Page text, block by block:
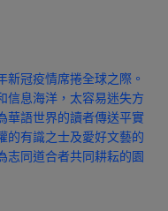
冠疫情席捲全球之際。
信息海洋，太容易迷失方
華語世界的讀者傳送平實
的有識之士及愛好文藝的
志同道合者共同耕耘的園